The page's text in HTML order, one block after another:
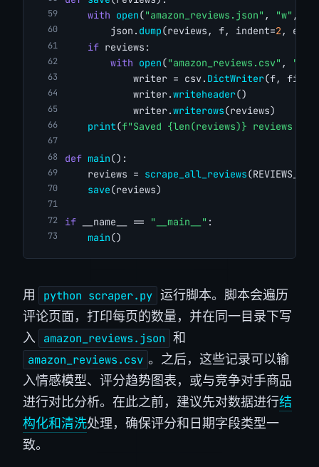
with open("amazon_reviews.json" , "w" ,
        json.
dump(reviews, f, indent=2 ,
if reviews:
with open("amazon_reviews.csv" , "w"
            writer = csv.
DictWriter(f,
            writer.
writeheader()
            writer.
writerows(reviews)
print(f"Saved {len(reviews)} reviews to
def main():
    reviews =
scrape_all_reviews
save(reviews)
if __name__ == "__main__" :
main()
用 python scraper.py 运行脚本。脚本会遍历
评论页面，打印每页的数量，并在同一目录下写
入 amazon_reviews.json 和
amazon_reviews.csv 。之后，这些记录可以输
入情感模型、评分趋势图表，或与竞争对手商品
进行对比分析。在此之前，建议先对数据进行结
构化和清洗处理，确保评分和日期字段类型一
致。